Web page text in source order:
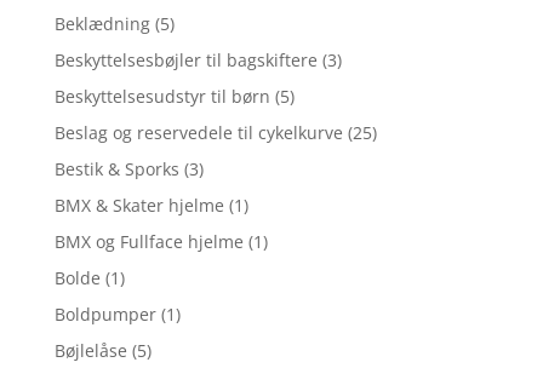
Beklædning (5)
Beskyttelsesbøjler til bagskiftere (3)
Beskyttelsesudstyr til børn (5)
Beslag og reservedele til cykelkurve (25)
Bestik & Sporks (3)
BMX & Skater hjelme (1)
BMX og Fullface hjelme (1)
Bolde (1)
Boldpumper (1)
Bøjlelåse (5)